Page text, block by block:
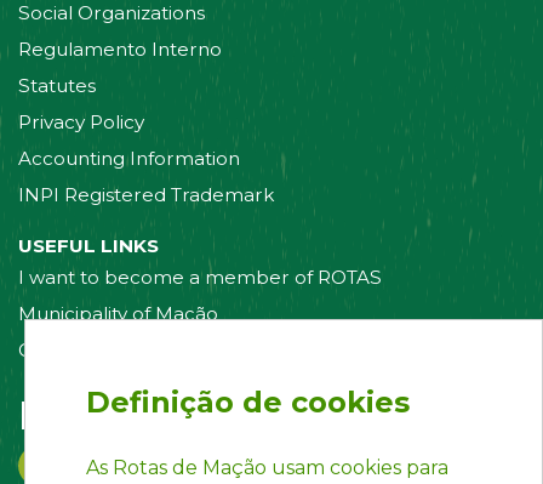
Social Organizations
Regulamento Interno
Statutes
Privacy Policy
Accounting Information
INPI Registered Trademark
USEFUL LINKS
I want to become a member of ROTAS
Municipality of Mação
Contact us
Follow us on:
Definição de cookies
As Rotas de Mação usam cookies para